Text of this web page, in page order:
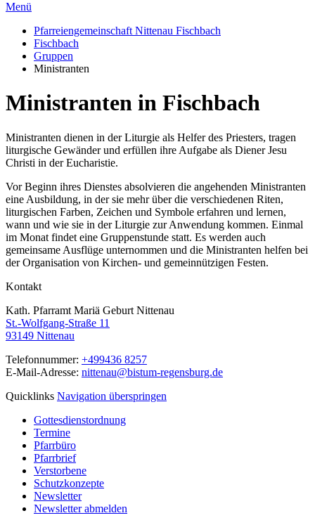
Menü
Pfarreiengemeinschaft Nittenau Fischbach
Fischbach
Gruppen
Ministranten
Ministranten in Fischbach
Ministranten dienen in der Liturgie als Helfer des Priesters, tragen
liturgische Gewänder und erfüllen ihre Aufgabe als Diener Jesu
Christi in der Eucharistie.
Vor Beginn ihres Dienstes absolvieren die angehenden Ministranten
eine Ausbildung, in der sie mehr über die verschiedenen Riten,
liturgischen Farben, Zeichen und Symbole erfahren und lernen,
wann und wie sie in der Liturgie zur Anwendung kommen. Einmal
im Monat findet eine Gruppenstunde statt. Es werden auch
gemeinsame Ausflüge unternommen und die Ministranten helfen bei
der Organisation von Kirchen- und gemeinnützigen Festen.
Kontakt
Kath. Pfarramt Mariä Geburt Nittenau
St.-Wolfgang-Straße 11
93149 Nittenau
Telefonnummer: +499436 8257
E-Mail-Adresse: nittenau@bistum-regensburg.de
Quicklinks Navigation überspringen
Gottesdienstordnung
Termine
Pfarrbüro
Pfarrbrief
Verstorbene
Schutzkonzepte
Newsletter
Newsletter abmelden